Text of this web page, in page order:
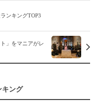
ンキングTOP3
」をマニアがレ
ング